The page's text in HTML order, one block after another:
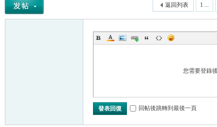
1 ...
返回列表
您需要登錄
發表回復 回帖後跳轉到最後一頁